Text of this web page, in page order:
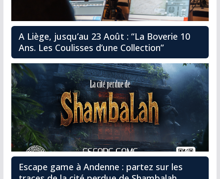
A Liège, jusqu’au 23 Août : “La Boverie 10
Ans. Les Coulisses d’une Collection”
Escape game à Andenne : partez sur les